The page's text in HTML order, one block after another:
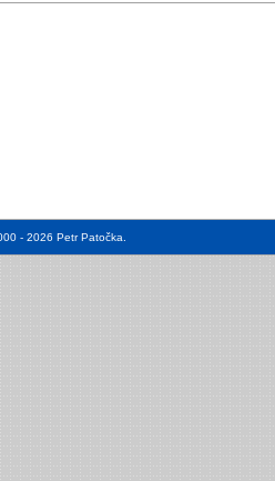
- 2026 Petr Patočka